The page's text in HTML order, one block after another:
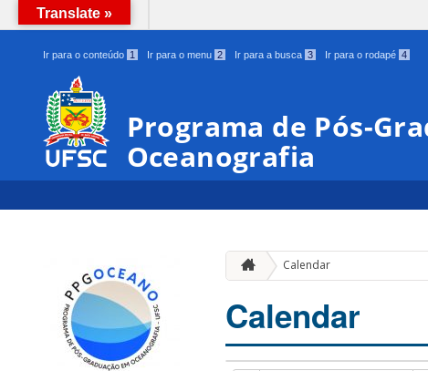
BRASIL
Ir para o conteúdo 1 Ir para o menu 2 Ir para a busca 3 Ir para o rodapé 4
Programa de Pós-
Oceanografia
Calendar
Calendar
Translate »